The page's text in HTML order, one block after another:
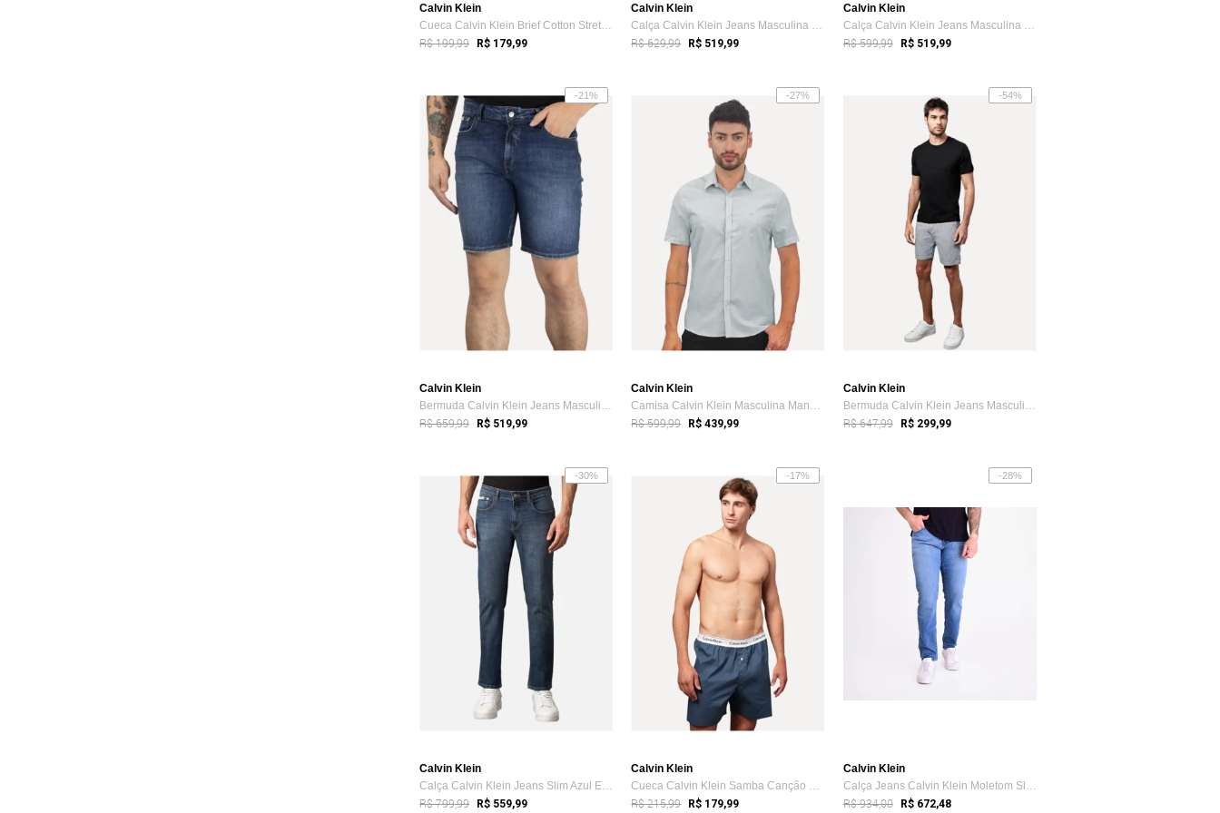
Calvin Klein
Cueca Calvin Klein Brief Cotton Stretch ...
R$ 199,99 R$ 179,99
Calvin Klein
Calça Calvin Klein Jeans Masculina Super...
R$ 629,99 R$ 519,99
Calvin Klein
Calça Calvin Klein Jeans Masculina Skinn...
R$ 599,99 R$ 519,99
-21%
Calvin Klein
Bermuda Calvin Klein Jeans Masculina Fiv...
R$ 659,99 R$ 519,99
-27%
Calvin Klein
Camisa Calvin Klein Masculina Manga Curt...
R$ 599,99 R$ 439,99
-54%
Calvin Klein
Bermuda Calvin Klein Jeans Masculina Chi...
R$ 647,99 R$ 299,99
-30%
Calvin Klein
Calça Calvin Klein Jeans Slim Azul Escuro
R$ 799,99 R$ 559,99
-17%
Calvin Klein
Cueca Calvin Klein Samba Canção Tricolin...
R$ 215,99 R$ 179,99
-28%
Calvin Klein
Calça Jeans Calvin Klein Moletom Slim Azul
R$ 934,00 R$ 672,48